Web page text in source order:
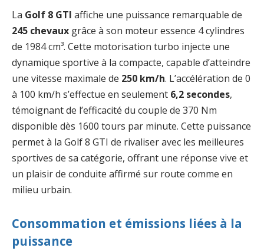
La Golf 8 GTI affiche une puissance remarquable de
245 chevaux grâce à son moteur essence 4 cylindres
de 1984 cm³. Cette motorisation turbo injecte une
dynamique sportive à la compacte, capable d’atteindre
une vitesse maximale de 250 km/h. L’accélération de 0
à 100 km/h s’effectue en seulement 6,2 secondes,
témoignant de l’efficacité du couple de 370 Nm
disponible dès 1600 tours par minute. Cette puissance
permet à la Golf 8 GTI de rivaliser avec les meilleures
sportives de sa catégorie, offrant une réponse vive et
un plaisir de conduite affirmé sur route comme en
milieu urbain.
Consommation et émissions liées à la
puissance